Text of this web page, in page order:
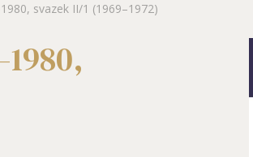
svazek II/1 (1969–1972)